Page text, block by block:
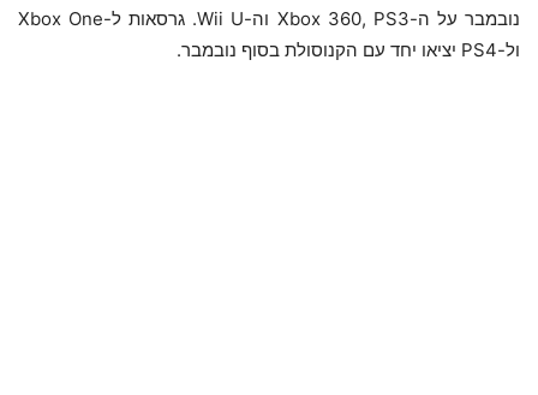
נובמבר על ה-Xbox 360, PS3 וה-Wii U. גרסאות ל-Xbox One
ול-PS4 יציאו יחד עם הקנוסולת בסוף נובמבר.